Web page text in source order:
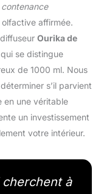
contenance
affirmée.
Ourika de
qui se distingue
de 1000 ml. Nous
s’il parvient
en une véritable
un investissement
votre intérieur.
à